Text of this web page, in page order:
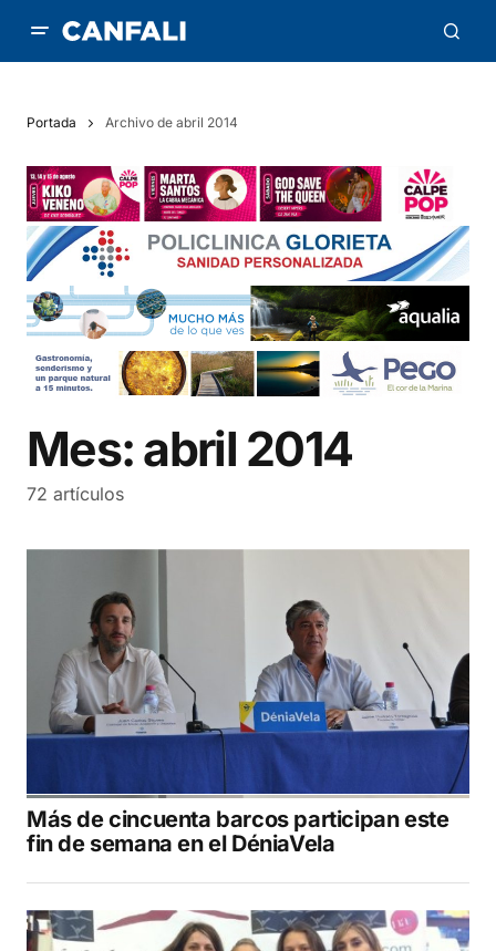
Portada Archivo de abril 2014
Mes:abril 2014
72 artículos
Más de cincuenta barcos participan este
fin de semana en el DéniaVela